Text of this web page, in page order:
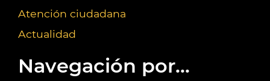
Atención ciudadana
Actualidad
Navegación por...